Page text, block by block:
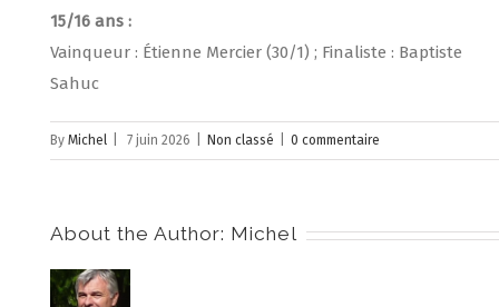
15/16 ans :
Vainqueur : Étienne Mercier (30/1) ; Finaliste : Baptiste
Sahuc
By Michel 7 juin 2026 Non classé 0 commentaire
About the Author: Michel